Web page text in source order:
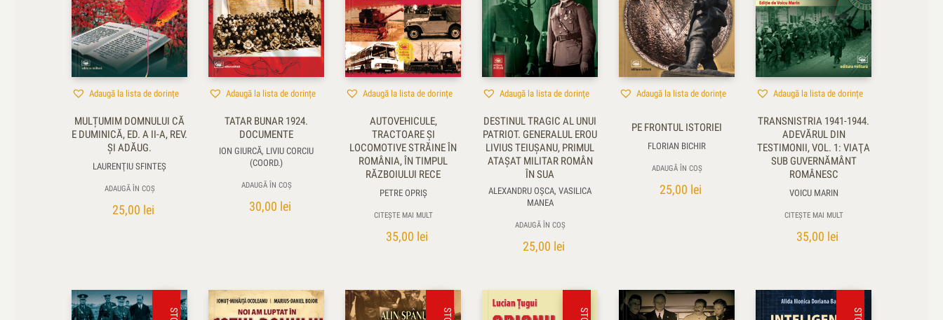
Adaugă la lista de dorințe
MULȚUMIM DOMNULUI CĂ
E DUMINICĂ, ED. A II-A, REV.
ŞI ADĂUG.
LAURENŢIU SFINTEȘ
ADAUGĂ ÎN COȘ
25,00 lei
Adaugă la lista de dorințe
TATAR BUNAR 1924.
DOCUMENTE
ION GIURCĂ, LIVIU CORCIU
(COORD.)
ADAUGĂ ÎN COȘ
30,00 lei
Adaugă la lista de dorințe
AUTOVEHICULE,
TRACTOARE ŞI
LOCOMOTIVE STRĂINE ÎN
ROMÂNIA, ÎN TIMPUL
RĂZBOIULUI RECE
PETRE OPRIŞ
CITEȘTE MAI MULT
35,00 lei
Adaugă la lista de dorințe
DESTINUL TRAGIC AL UNUI
PATRIOT. GENERALUL EROU
LIVIUS TEIUŞANU, PRIMUL
ATAŞAT MILITAR ROMÂN
ÎN SUA
ALEXANDRU OŞCA, VASILICA
MANEA
ADAUGĂ ÎN COȘ
25,00 lei
Adaugă la lista de dorințe
PE FRONTUL ISTORIEI
FLORIAN BICHIR
ADAUGĂ ÎN COȘ
25,00 lei
Adaugă la lista de dorințe
TRANSNISTRIA 1941-1944.
ADEVĂRUL DIN
TESTIMONII, VOL. 1: VIAŢA
SUB GUVERNĂMÂNT
ROMÂNESC
VOICU MARIN
CITEȘTE MAI MULT
35,00 lei